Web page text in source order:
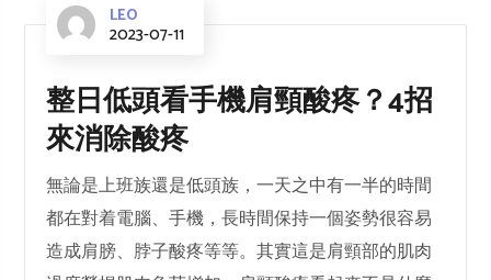
LEO
2023-07-11
整日低頭看手機肩頸酸疼？4招
來消除酸疼
無論是上班族還是低頭族，一天之中有一半的時間
都在對着電腦、手機，長時間保持一個姿勢很容易
造成肩膀、脖子酸疼等等。其實這是肩頸部的肌肉